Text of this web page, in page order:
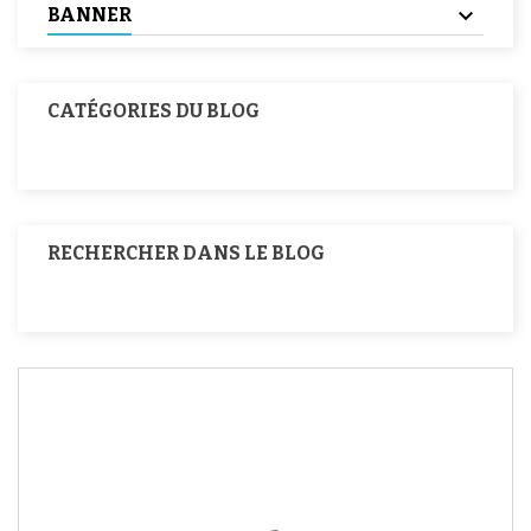
BANNER
CATÉGORIES DU BLOG
RECHERCHER DANS LE BLOG